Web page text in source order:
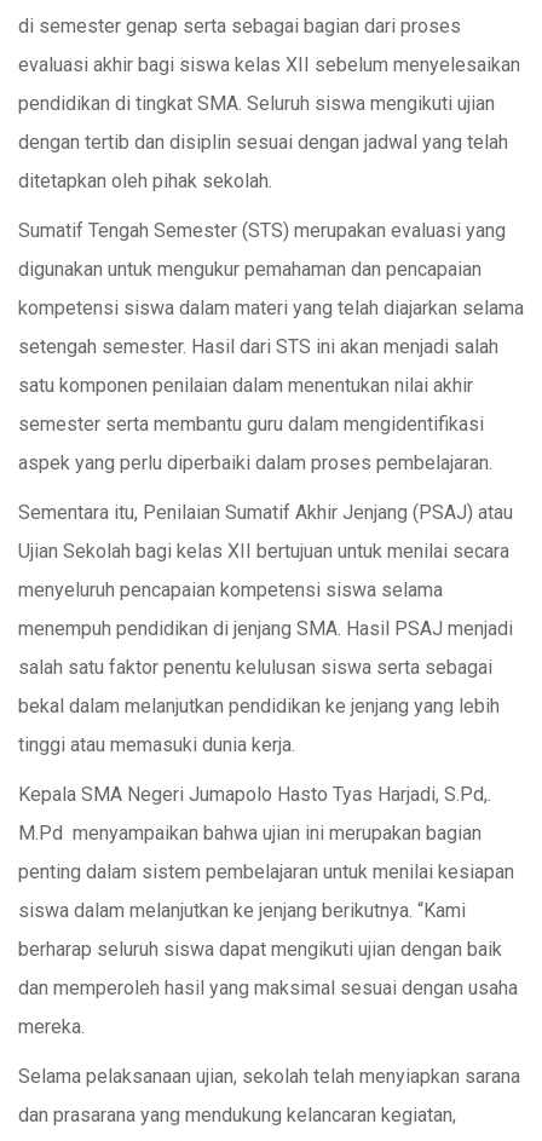
di semester genap serta sebagai bagian dari proses
evaluasi akhir bagi siswa kelas XII sebelum menyelesaikan
pendidikan di tingkat SMA. Seluruh siswa mengikuti ujian
dengan tertib dan disiplin sesuai dengan jadwal yang telah
ditetapkan oleh pihak sekolah.
Sumatif Tengah Semester (STS) merupakan evaluasi yang
digunakan untuk mengukur pemahaman dan pencapaian
kompetensi siswa dalam materi yang telah diajarkan selama
setengah semester. Hasil dari STS ini akan menjadi salah
satu komponen penilaian dalam menentukan nilai akhir
semester serta membantu guru dalam mengidentifikasi
aspek yang perlu diperbaiki dalam proses pembelajaran.
Sementara itu, Penilaian Sumatif Akhir Jenjang (PSAJ) atau
Ujian Sekolah bagi kelas XII bertujuan untuk menilai secara
menyeluruh pencapaian kompetensi siswa selama
menempuh pendidikan di jenjang SMA. Hasil PSAJ menjadi
salah satu faktor penentu kelulusan siswa serta sebagai
bekal dalam melanjutkan pendidikan ke jenjang yang lebih
tinggi atau memasuki dunia kerja.
Kepala SMA Negeri Jumapolo Hasto Tyas Harjadi, S.Pd,.
M.Pd menyampaikan bahwa ujian ini merupakan bagian
penting dalam sistem pembelajaran untuk menilai kesiapan
siswa dalam melanjutkan ke jenjang berikutnya. “Kami
berharap seluruh siswa dapat mengikuti ujian dengan baik
dan memperoleh hasil yang maksimal sesuai dengan usaha
mereka.
Selama pelaksanaan ujian, sekolah telah menyiapkan sarana
dan prasarana yang mendukung kelancaran kegiatan,